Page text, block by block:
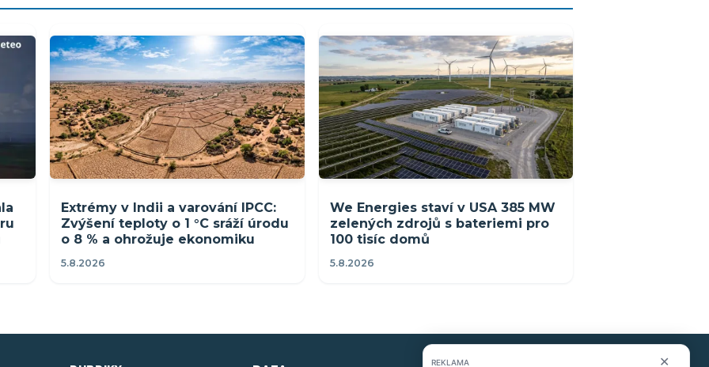
Extrémy v Indii a varování IPCC:
Zvýšení teploty o 1 °C sráží úrodu
o 8 % a ohrožuje ekonomiku
5.8.2026
We Energies staví v USA 385 MW
zelených zdrojů s bateriemi pro
100 tisíc domů
5.8.2026
REKLAMA ✕